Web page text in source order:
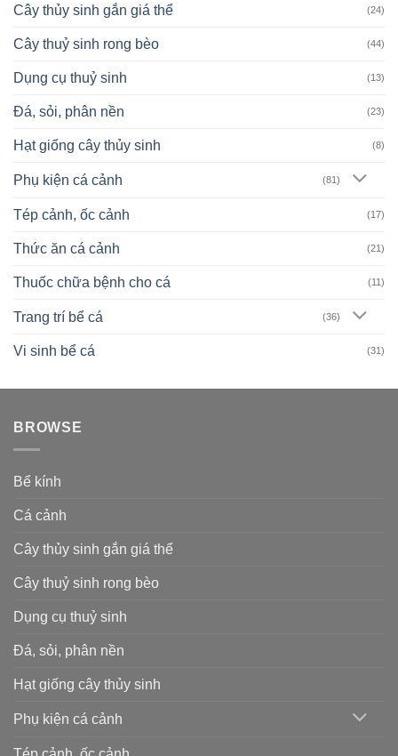
Cây thủy sinh gắn giá thể (24)
Cây thuỷ sinh rong bèo (44)
Dụng cụ thuỷ sinh (13)
Đá, sỏi, phân nền (23)
Hạt giống cây thủy sinh (8)
Phụ kiện cá cảnh (81)
Tép cảnh, ốc cảnh (17)
Thức ăn cá cảnh (21)
Thuốc chữa bệnh cho cá (11)
Trang trí bể cá (36)
Vi sinh bể cá (31)
BROWSE
Bể kính
Cá cảnh
Cây thủy sinh gắn giá thể
Cây thuỷ sinh rong bèo
Dụng cụ thuỷ sinh
Đá, sỏi, phân nền
Hạt giống cây thủy sinh
Phụ kiện cá cảnh